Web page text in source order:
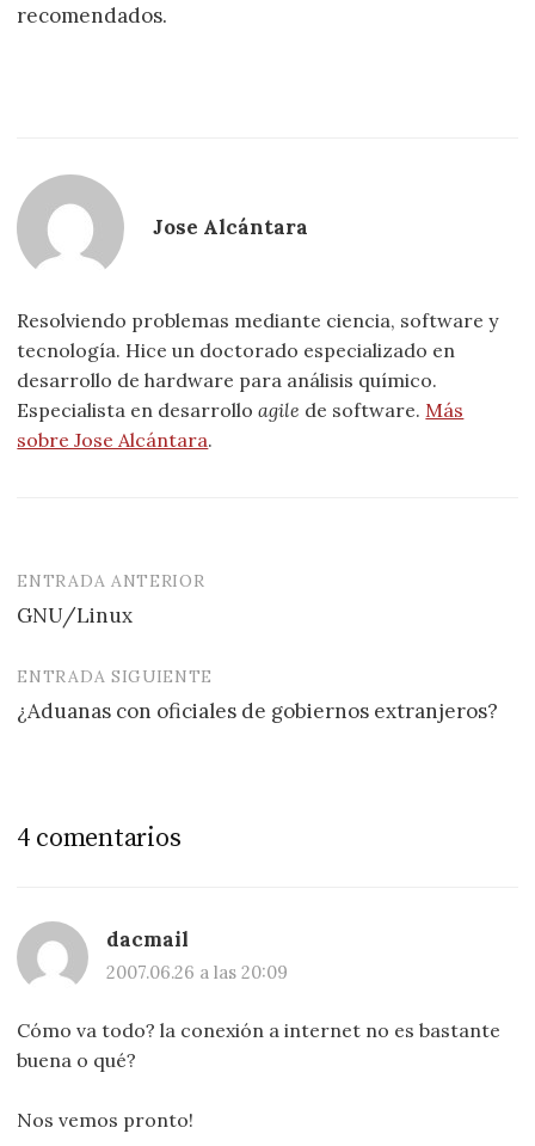
recomendados.
Jose Alcántara
Resolviendo problemas mediante ciencia, software y
tecnología. Hice un doctorado especializado en
desarrollo de hardware para análisis químico.
Especialista en desarrolloagile de software. Más
sobre Jose Alcántara.
Navegación
de
entradas
ENTRADA ANTERIOR
GNU/Linux
ENTRADA SIGUIENTE
¿Aduanas con oficiales de gobiernos extranjeros?
4 comentarios
dacmail
2007.06.26 a las 20:09
Cómo va todo? la conexión a internet no es bastante
buena o qué?
Nos vemos pronto!